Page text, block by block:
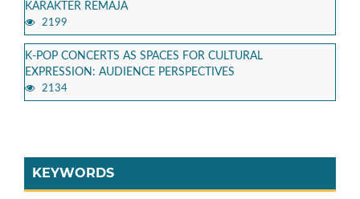
KARAKTER REMAJA
2199
K-POP CONCERTS AS SPACES FOR CULTURAL
EXPRESSION: AUDIENCE PERSPECTIVES
2134
KEYWORDS